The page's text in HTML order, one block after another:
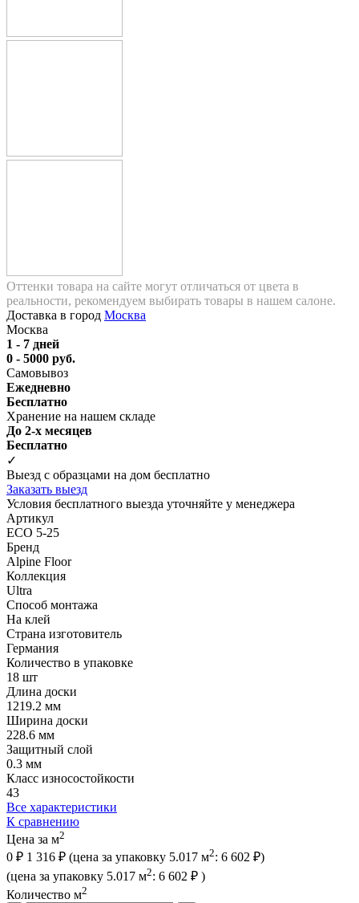
Оттенки товара на сайте могут отличаться от цвета в
реальности, рекомендуем выбирать товары в нашем салоне.
Доставка в город Москва
Москва
1 - 7 дней
0 - 5000 руб.
Самовывоз
Ежедневно
Бесплатно
Хранение на нашем складе
До 2-х месяцев
Бесплатно
✓
Выезд с образцами на дом бесплатно
Заказать выезд
Условия бесплатного выезда уточняйте у менеджера
Артикул
ECO 5-25
Бренд
Alpine Floor
Коллекция
Ultra
Способ монтажа
На клей
Страна изготовитель
Германия
Количество в упаковке
18 шт
Длина доски
1219.2 мм
Ширина доски
228.6 мм
Защитный слой
0.3 мм
Класс износостойкости
43
Все характеристики
К сравнению
Цена за м2
0 ₽ 1 316 ₽ (цена за упаковку 5.017 м2: 6 602 ₽)
(цена за упаковку 5.017 м2: 6 602 ₽ )
Количество м2